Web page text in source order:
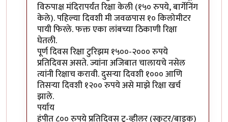
विरुपाक्ष मंदिरापर्यंत रिक्षा केली (१५० रुपये, बार्गेनिंग
केले). पहिल्या दिवशी मी जवळपास १० किलोमीटर
पायी फिरले. फक्त एका लांबच्या ठिकाणी रिक्षा
घेतली.
पूर्ण दिवस रिक्षा टुरिझम १५००-२००० रुपये
प्रतिदिवस असते. ज्यांना अजिबात चालायचे नसेल
त्यांनी रिक्षाच करावी. दुसऱ्या दिवशी १००० आणि
तिसऱ्या दिवशी १२०० रुपये असे माझे रिक्षा खर्च
झाले.
पर्याय
हंपीत ८०० रुपये प्रतिदिवस टू-व्हीलर (स्कूटर/बाइक)